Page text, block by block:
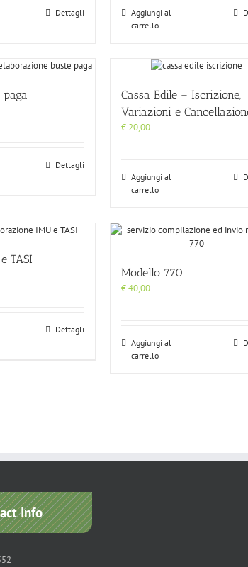
Dettagli
Aggiungi al
carrello
Dettagli
Cassa Edile – Iscrizione,
Variazioni e
€ 20,00
Aggiungi al
carrello
TASI
Dettagli
Modello 770
€40,00
Aggiungi al
carrello
Info